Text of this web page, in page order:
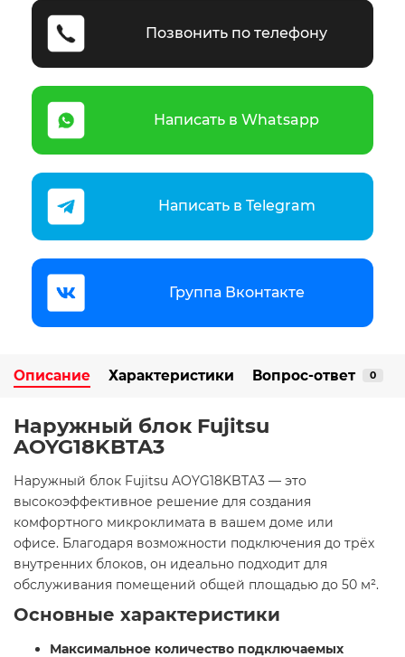
Позвонить по телефону
Написать в Whatsapp
Написать в Telegram
Группа Вконтакте
Описание Характеристики Вопрос-ответ 0
Наружный блок Fujitsu
AOYG18KBTA3
​Наружный блок Fujitsu AOYG18KBTA3 — это
высокоэффективное решение для создания
комфортного микроклимата в вашем доме или
офисе. Благодаря возможности подключения до трёх
внутренних блоков, он идеально подходит для
обслуживания помещений общей площадью до 50 м².​
Основные характеристики
Максимальное количество подключаемых